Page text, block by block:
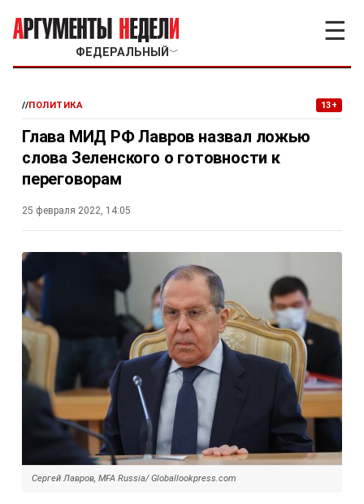
ФЕДЕРАЛЬНЫЙ ﹀
☰
//ПОЛИТИКА 13+
Глава МИД РФ Лавров назвал ложью
слова Зеленского о готовности к
переговорам
25 февраля 2022, 14:05
Сергей Лавров, MFA Russia/ Globallookpress.com